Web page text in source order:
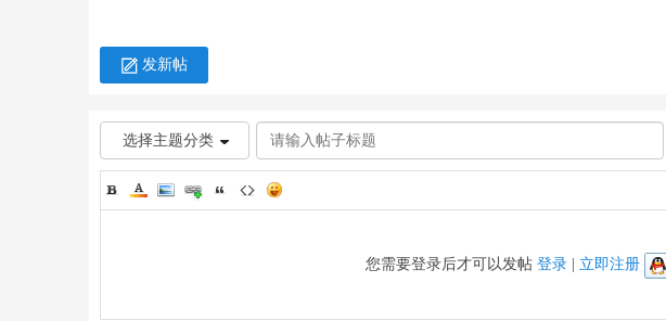
技
发新帖
选择主题分类
您需要登录后才可以发帖 登录| 立即注册